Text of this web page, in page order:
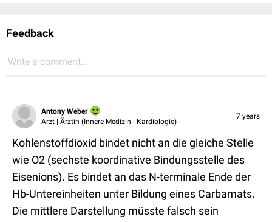
Feedback
Write a comment...
Antony Weber
Arzt | Ärztin (Innere Medizin - Kardiologie)
7 years
Kohlenstoffdioxid bindet nicht an die gleiche Stelle
wie O2 (sechste koordinative Bindungsstelle des
Eisenions). Es bindet an das N-terminale Ende der
Hb-Untereinheiten unter Bildung eines Carbamats.
Die mittlere Darstellung müsste falsch sein